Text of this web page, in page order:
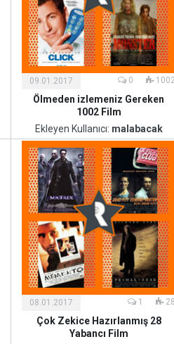
Kültür
ve
Sanat
09.01.2017
0
Ölmeden izlemeniz Gereken
1002 Film
Ekleyen Kullanıcı: malabacak
Kültür
ve
Sanat
08.01.2017
1 28
Çok Zekice Hazırlanmış 28
Yabancı Film